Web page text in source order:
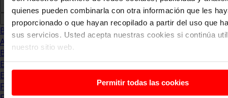
quienes pueden combinarla con otra información que les
proporcionado o que hayan recopilado a partir del uso que
sus servicios. Usted acepta nuestras cookies si continúa
nuestro sitio web.
Permitir todas las cookies
Blog
Abogacia
Business
Empleo & Emprendimiento
Empresas
Finanzas